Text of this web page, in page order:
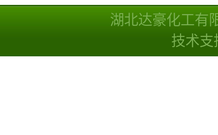
湖北达豪化工有
技术